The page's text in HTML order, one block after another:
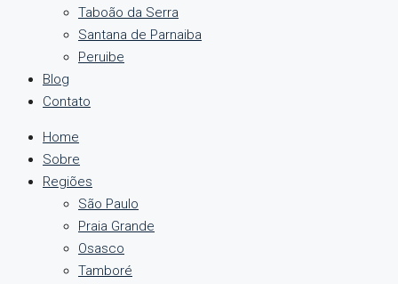
Taboão da Serra
Santana de Parnaiba
Peruibe
Blog
Contato
Home
Sobre
Regiões
São Paulo
Praia Grande
Osasco
Tamboré